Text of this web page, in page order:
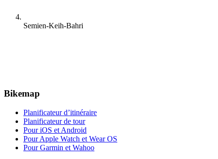
Semien-Keih-Bahri
Bikemap
Planificateur d’itinéraire
Planificateur de tour
Pour iOS et Android
Pour Apple Watch et Wear OS
Pour Garmin et Wahoo